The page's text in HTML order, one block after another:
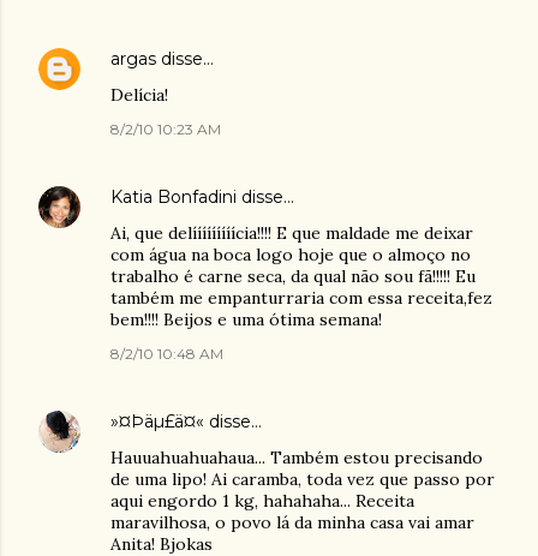
argas disse…
Delícia!
8/2/10 10:23 AM
Katia Bonfadini disse…
Ai, que delííííííííícia!!!! E que maldade me deixar
com água na boca logo hoje que o almoço no
trabalho é carne seca, da qual não sou fã!!!!! Eu
também me empanturraria com essa receita,fez
bem!!!! Beijos e uma ótima semana!
8/2/10 10:48 AM
»¤Þäµ£ä¤« disse…
Hauuahuahuahaua... Também estou precisando
de uma lipo! Ai caramba, toda vez que passo por
aqui engordo 1 kg, hahahaha... Receita
maravilhosa, o povo lá da minha casa vai amar
Anita! Bjokas